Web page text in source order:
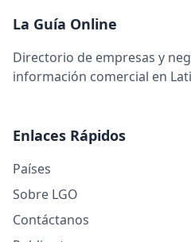
La Guía Online
Directorio de empresas y
información comercial en
Enlaces Rápidos
Países
Sobre LGO
Contáctanos